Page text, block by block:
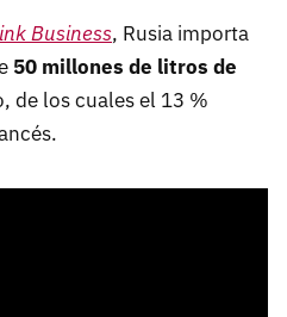
Business, Rusia importa
50 millones de litros de
de los cuales el 13 %